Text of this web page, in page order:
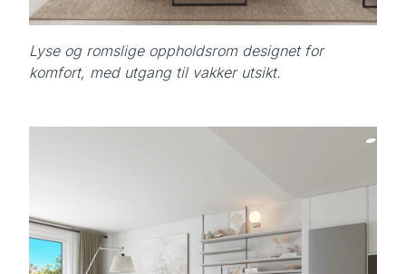
Lyse og romslige oppholdsrom designet for
komfort, med utgang til vakker utsikt.